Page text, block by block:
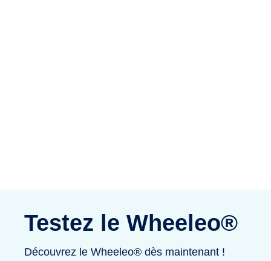
Testez le Wheeleo®
Découvrez le Wheeleo® dès maintenant !